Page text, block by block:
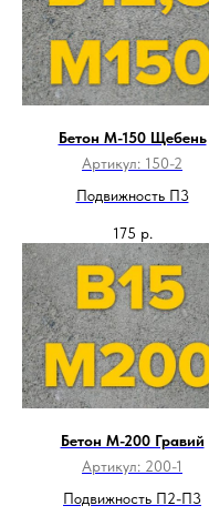
Бетон М-150 Щебень
Артикул: 150-2
Подвижность П3
175 р.
Бетон М-200 Гравий
Артикул: 200-1
Подвижность П2-П3